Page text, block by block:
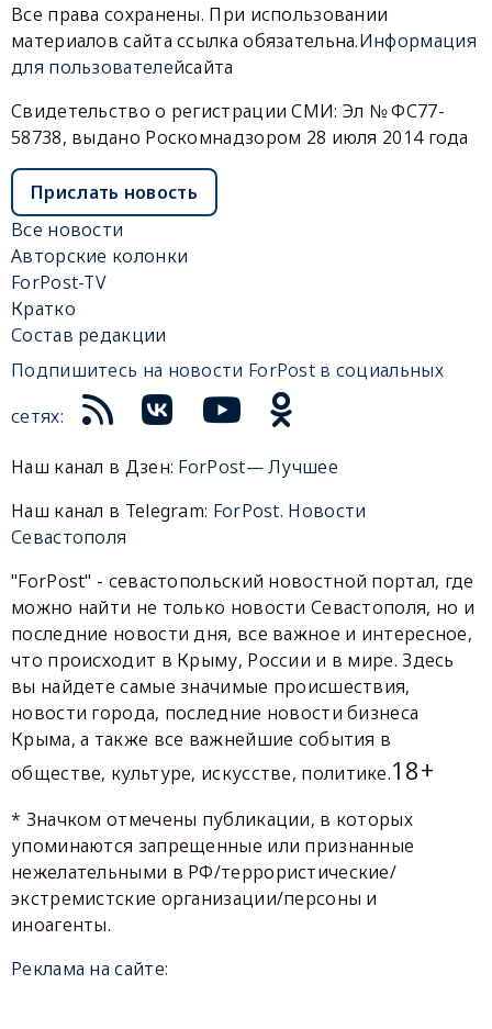
Все права сохранены. При использовании
материалов сайта ссылка обязательна.Информация
для пользователейсайта
Свидетельство о регистрации СМИ: Эл № ФС77-
58738, выдано Роскомнадзором 28 июля 2014 года
Прислать новость
Все новости
Авторские колонки
ForPost-TV
Кратко
Состав редакции
Подпишитесь на новости ForPost в социальных
сетях:
Наш канал в Дзен: ForPost— Лучшее
Наш канал в Telegram: ForPost. Новости
Севастополя
"ForPost" - севастопольский новостной портал, где
можно найти не только новости Севастополя, но и
последние новости дня, все важное и интересное,
что происходит в Крыму, России и в мире. Здесь
вы найдете самые значимые происшествия,
новости города, последние новости бизнеса
Крыма, а также все важнейшие события в
обществе, культуре, искусстве, политике.18+
* Значком отмечены публикации, в которых
упоминаются запрещенные или признанные
нежелательными в РФ/террористические/
экстремистские организации/персоны и
иноагенты.
Реклама на сайте: